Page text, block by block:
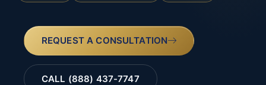
REQUEST A CONSULTATION
CALL (888) 437-7747